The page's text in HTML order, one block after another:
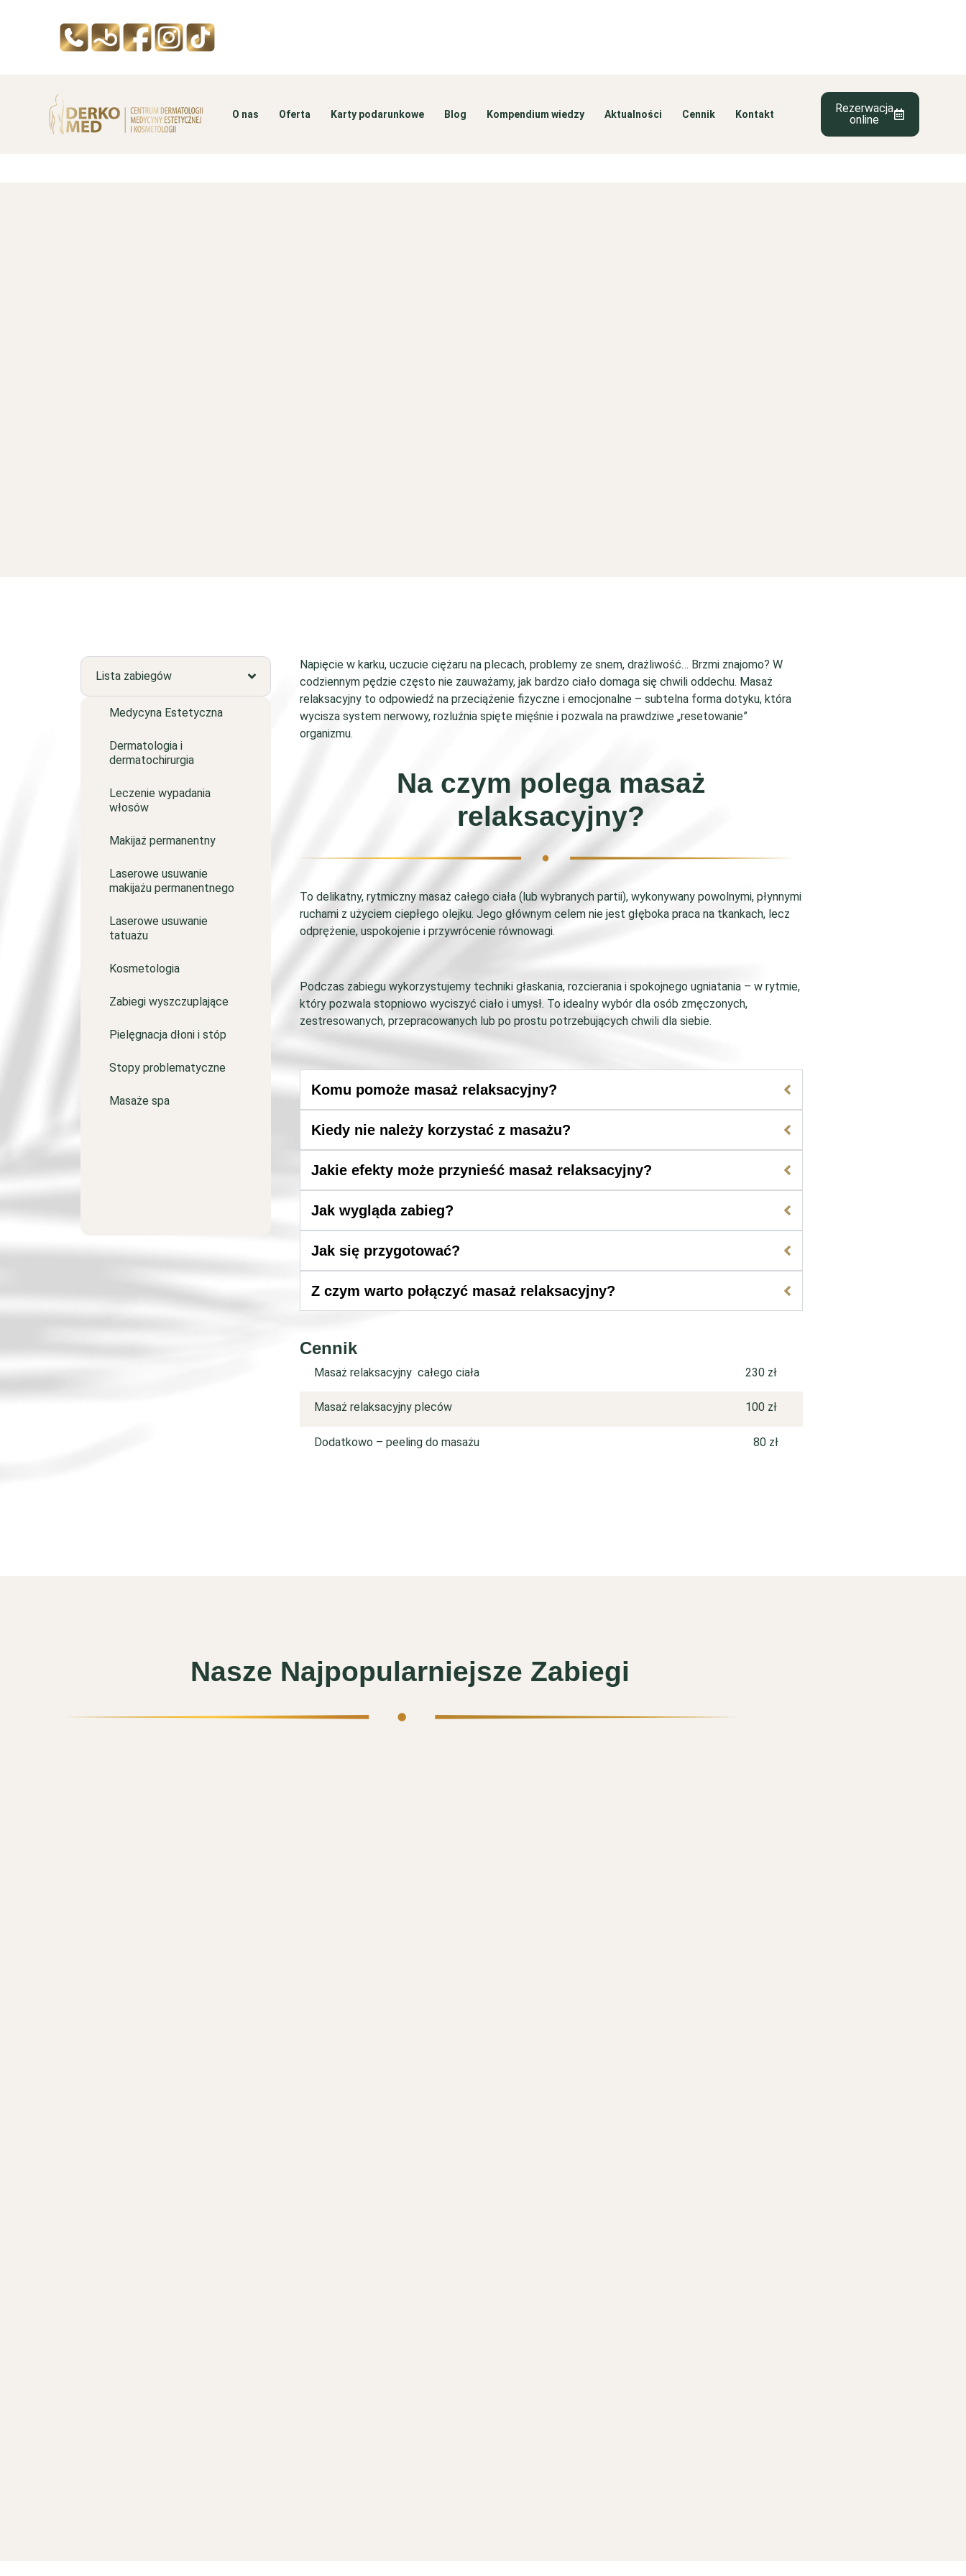
O nas Oferta Karty podarunkowe Blog Kompendium wiedzy Aktualności Cennik Kontakt
Rezerwacja
online
Lista zabiegów
Medycyna Estetyczna
Dermatologia i
dermatochirurgia
Leczenie wypadania
włosów
Makijaż permanentny
Laserowe usuwanie
makijażu permanentnego
Laserowe usuwanie
tatuażu
Kosmetologia
Zabiegi wyszczuplające
Pielęgnacja dłoni i stóp
Stopy problematyczne
Masaże spa
Napięcie w karku, uczucie ciężaru na plecach, problemy ze snem, drażliwość… Brzmi znajomo? W
codziennym pędzie często nie zauważamy, jak bardzo ciało domaga się chwili oddechu. Masaż
relaksacyjny to odpowiedź na przeciążenie fizyczne i emocjonalne – subtelna forma dotyku, która
wycisza system nerwowy, rozluźnia spięte mięśnie i pozwala na prawdziwe „resetowanie”
organizmu.
Na czym polega masaż
relaksacyjny?
To delikatny, rytmiczny masaż całego ciała (lub wybranych partii), wykonywany powolnymi, płynnymi
ruchami z użyciem ciepłego olejku. Jego głównym celem nie jest głęboka praca na tkankach, lecz
odprężenie, uspokojenie i przywrócenie równowagi.
Podczas zabiegu wykorzystujemy techniki głaskania, rozcierania i spokojnego ugniatania – w rytmie,
który pozwala stopniowo wyciszyć ciało i umysł. To idealny wybór dla osób zmęczonych,
zestresowanych, przepracowanych lub po prostu potrzebujących chwili dla siebie.
Komu pomoże masaż relaksacyjny?
Kiedy nie należy korzystać z masażu?
Jakie efekty może przynieść masaż relaksacyjny?
Jak wygląda zabieg?
Jak się przygotować?
Z czym warto połączyć masaż relaksacyjny?
Cennik
Masaż relaksacyjny całego ciała 230 zł
Masaż relaksacyjny pleców 100 zł
Dodatkowo – peeling do masażu 80 zł
Nasze Najpopularniejsze Zabiegi